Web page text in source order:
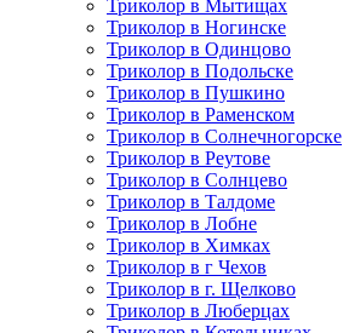
Триколор в Мытищах
Триколор в Ногинске
Триколор в Одинцово
Триколор в Подольске
Триколор в Пушкино
Триколор в Раменском
Триколор в Солнечногорске
Триколор в Реутове
Триколор в Солнцево
Триколор в Талдоме
Триколор в Лобне
Триколор в Химках
Триколор в г Чехов
Триколор в г. Щелково
Триколор в Люберцах